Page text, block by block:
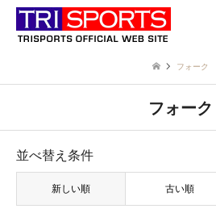
フォーク
フォーク
並べ替え条件
新しい順 古い順